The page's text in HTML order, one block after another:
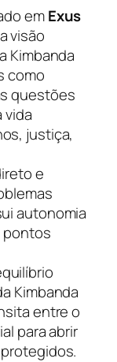
emExus
visão
Kimbanda
como
questões
vida
justiça,
e
autonomia
pontos
Kimbanda
entre o
para abrir